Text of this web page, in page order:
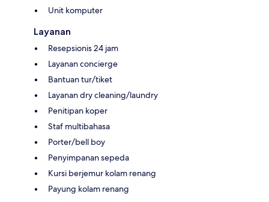
Unit komputer
Layanan
Resepsionis 24 jam
Layanan concierge
Bantuan tur/tiket
Layanan dry cleaning/laundry
Penitipan koper
Staf multibahasa
Porter/bell boy
Penyimpanan sepeda
Kursi berjemur kolam renang
Payung kolam renang